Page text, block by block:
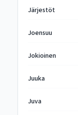
Järjestöt
Joensuu
Jokioinen
Juuka
Juva